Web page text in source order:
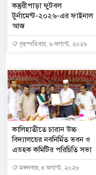
কস্তুরীপাড়া ফুটবল
টুর্নামেন্ট-২০২৬-এর ফাইনাল
আজ
বৃহস্পতিবার, ৬ অগাস্ট, ২০২৬
কালিহাতীতে চারান উচ্চ
বিদ্যালয়ের নবনির্মিত ভবন ও
এডহক কমিটির পরিচিতি সভা
মঙ্গলবার, ৪ অগাস্ট, ২০২৬